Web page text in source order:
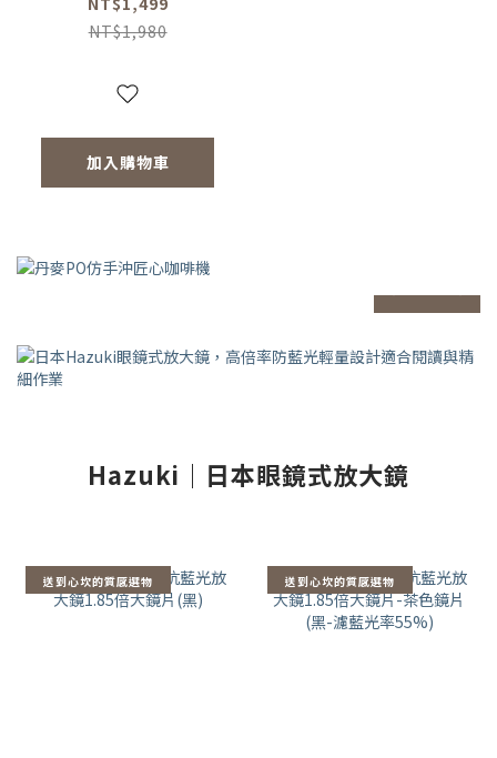
NT$1,980
加入購物車
Hazuki｜日本眼鏡式放大鏡
送到心坎的質感選物 送到心坎的質感選物